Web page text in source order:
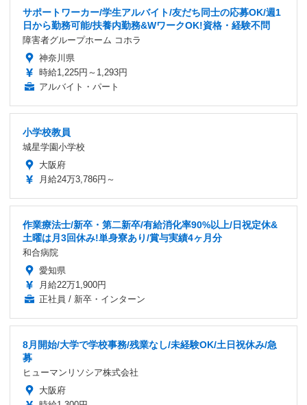
サポートワーカー/学生アルバイト/友だち同士の応募OK/週1
日から勤務可能/扶養内勤務&WワークOK!資格・経験不問
障害者グループホーム コホラ
神奈川県
時給1,225円～1,293円
アルバイト・パート
小学校教員
城星学園小学校
大阪府
月給24万3,786円～
作業療法士/新卒・第二新卒/有給消化率90%以上/日祝定休&
土曜は月3回休み!単身寮あり/賞与実績4ヶ月分
和合病院
愛知県
月給22万1,900円
正社員 / 新卒・インターン
8月開始/大学で学校事務/残業なし/未経験OK/土日祝休み/急
募
ヒューマンリソシア株式会社
大阪府